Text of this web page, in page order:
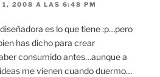
1, 2008 A LAS 6:48 PM
es lo que tiene :p…pero
has dicho para crear
consumido antes…aunque a
me vienen cuando duermo…